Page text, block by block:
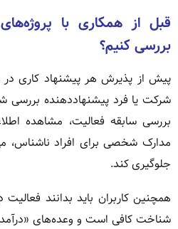
قبل از همکاری با
بررسی کنیم؟
پیش از پذیرش هر پیشنهاد کاری در
شرکت یا فرد پیشنهاددهنده
بررسی سابقه فعالیت، مشاهده
مدارک شخصی برای افراد ناشناس،
جلوگیری کند.
همچنین کاربران باید بدانند فعالیت
شناخت کافی است و وعده‌های «درآمد